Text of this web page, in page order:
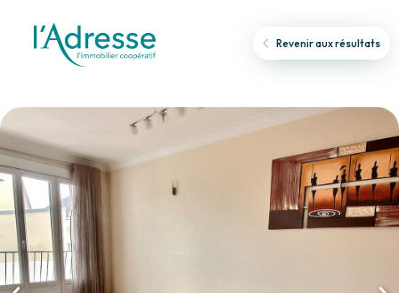
Revenir aux résultats